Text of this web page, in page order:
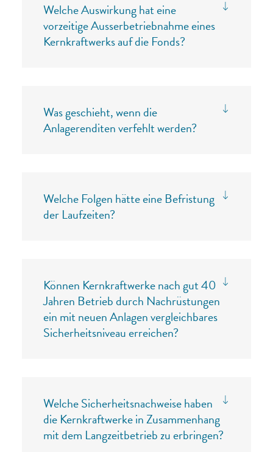
Welche Auswirkung hat eine
vorzeitige Ausserbetriebnahme eines
Kernkraftwerks auf die Fonds?
Was geschieht, wenn die
Anlagerenditen verfehlt werden?
Welche Folgen hätte eine Befristung
der Laufzeiten?
Können Kernkraftwerke nach gut 40
Jahren Betrieb durch Nachrüstungen
ein mit neuen Anlagen vergleichbares
Sicherheitsniveau erreichen?
Welche Sicherheitsnachweise haben
die Kernkraftwerke in Zusammenhang
mit dem Langzeitbetrieb zu erbringen?